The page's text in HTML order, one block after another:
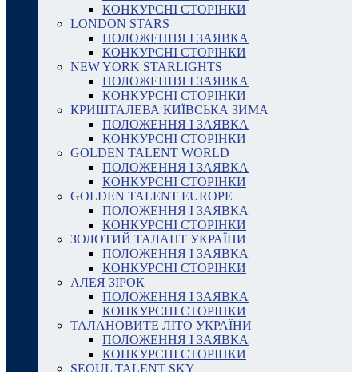
КОНКУРСНІ СТОРІНКИ
LONDON STARS
ПОЛОЖЕННЯ І ЗАЯВКА
КОНКУРСНІ СТОРІНКИ
NEW YORK STARLIGHTS
ПОЛОЖЕННЯ І ЗАЯВКА
КОНКУРСНІ СТОРІНКИ
КРИШТАЛЕВА КИЇВСЬКА ЗИМА
ПОЛОЖЕННЯ І ЗАЯВКА
КОНКУРСНІ СТОРІНКИ
GOLDEN TALENT WORLD
ПОЛОЖЕННЯ І ЗАЯВКА
КОНКУРСНІ СТОРІНКИ
GOLDEN TALENT EUROPE
ПОЛОЖЕННЯ І ЗАЯВКА
КОНКУРСНІ СТОРІНКИ
ЗОЛОТИЙ ТАЛАНТ УКРАЇНИ
ПОЛОЖЕННЯ І ЗАЯВКА
КОНКУРСНІ СТОРІНКИ
АЛЕЯ ЗІРОК
ПОЛОЖЕННЯ І ЗАЯВКА
КОНКУРСНІ СТОРІНКИ
ТАЛАНОВИТЕ ЛІТО УКРАЇНИ
ПОЛОЖЕННЯ І ЗАЯВКА
КОНКУРСНІ СТОРІНКИ
SEOUL TALENT SKY